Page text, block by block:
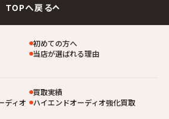
TOPへ戻る
初めての方へ
当店が選ばれる理由
買取実績
ディオ
ハイエンドオーディオ強化買取